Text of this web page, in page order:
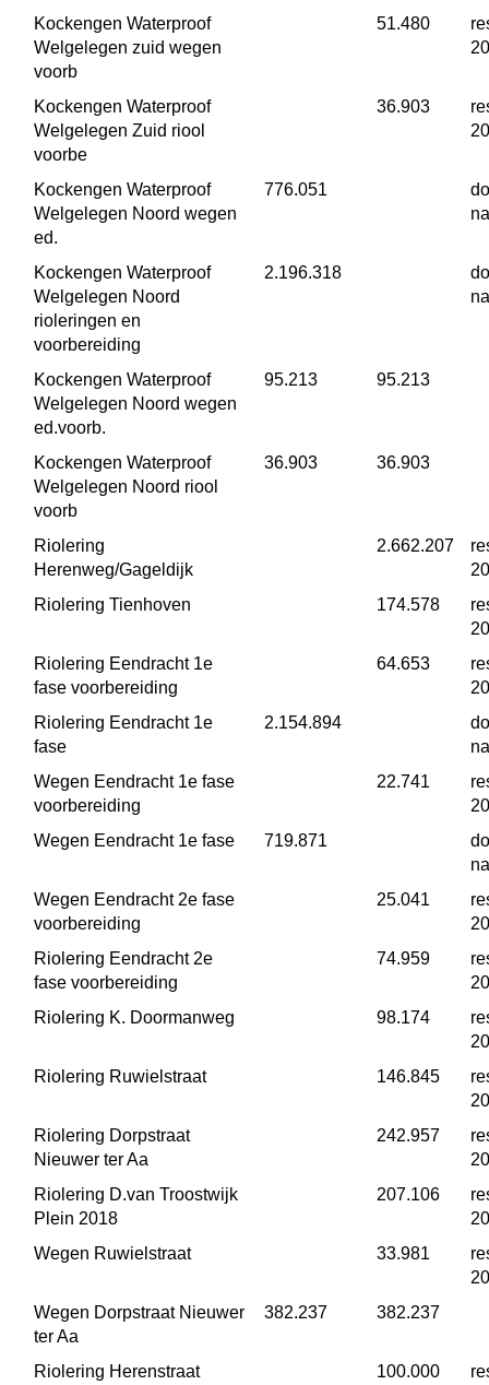
Kockengen Waterproof
Welgelegen zuid wegen
voorb
51.480
Kockengen Waterproof
Welgelegen Zuid riool
voorbe
36.903
Kockengen Waterproof
Welgelegen Noord wegen
ed.
776.051
Kockengen Waterproof
Welgelegen Noord
rioleringen en
voorbereiding
2.196.318
Kockengen Waterproof
Welgelegen Noord wegen
ed.voorb.
95.213 95.213
Kockengen Waterproof
Welgelegen Noord riool
voorb
36.903 36.903
Riolering
Herenweg/Gageldijk
2.662.207
Riolering Tienhoven
174.578
Riolering Eendracht 1e
fase voorbereiding
64.653
Riolering Eendracht 1e
fase
2.154.894
Wegen Eendracht 1e fase
voorbereiding
22.741
Wegen Eendracht 1e fase
719.871
Wegen Eendracht 2e fase
voorbereiding
25.041
Riolering Eendracht 2e
fase voorbereiding
74.959
Riolering K. Doormanweg
98.174
Riolering Ruwielstraat
146.845
Riolering Dorpstraat
Nieuwer ter Aa
242.957
Riolering D.van Troostwijk
Plein 2018
207.106
Wegen Ruwielstraat
33.981
Wegen Dorpstraat Nieuwer
ter Aa
382.237 382.237
Riolering Herenstraat 100.000